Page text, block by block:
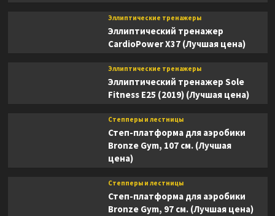
Эллиптические тренажеры
Эллиптический тренажер
CardioPower X37 (Лучшая цена)
Эллиптические тренажеры
Эллиптический тренажер Sole
Fitness E25 (2019) (Лучшая цена)
Степперы и лестницы
Степ-платформа для аэробики
Bronze Gym, 107 см. (Лучшая
цена)
Степперы и лестницы
Степ-платформа для аэробики
Bronze Gym, 97 см. (Лучшая цена)